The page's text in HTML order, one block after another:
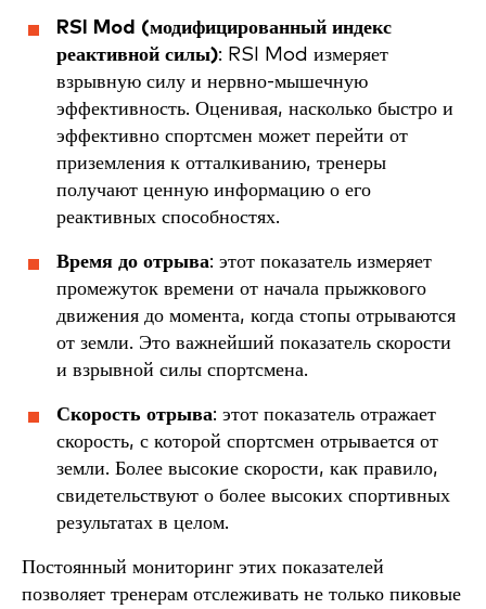
RSI Mod (модифицированный индекс
реактивной силы): RSI Mod измеряет
взрывную силу и нервно-мышечную
эффективность. Оценивая, насколько быстро и
эффективно спортсмен может перейти от
приземления к отталкиванию, тренеры
получают ценную информацию о его
реактивных способностях.
Время до отрыва: этот показатель измеряет
промежуток времени от начала прыжкового
движения до момента, когда стопы отрываются
от земли. Это важнейший показатель скорости
и взрывной силы спортсмена.
Скорость отрыва: этот показатель отражает
скорость, с которой спортсмен отрывается от
земли. Более высокие скорости, как правило,
свидетельствуют о более высоких спортивных
результатах в целом.
Постоянный мониторинг этих показателей
позволяет тренерам отслеживать не только пиковые